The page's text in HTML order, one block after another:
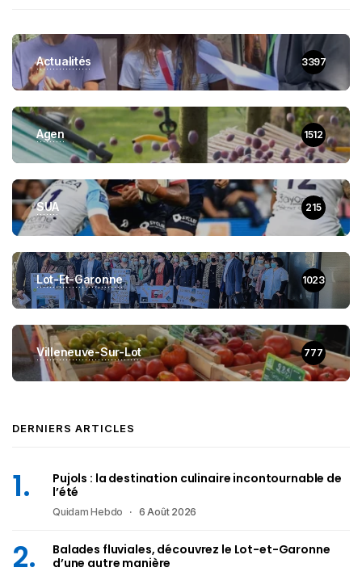
Actualités 3397
Agen 1512
SUA 215
Lot-Et-Garonne 1023
Villeneuve-Sur-Lot 777
DERNIERS ARTICLES
Pujols : la destination culinaire incontournable de
l’été
Quidam Hebdo 6 Août 2026
Balades fluviales, découvrez le Lot-et-Garonne
d’une autre manière